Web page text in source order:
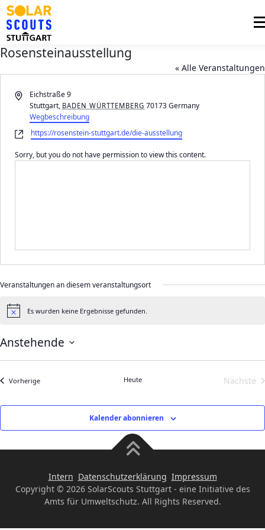
Zum
Inhalt
springen
UNTERSTÜTZUNG AKTUELLES
BEZIRKSGRUPPEN LOGIN
Rosensteinausstellung
« Alle Veranstaltungen
AdresseEichstraße 9
Stuttgart, BADEN WÜRTTEMBERG 70173Germany
Wegbeschreibung
Webseitehttps://rosenstein-stuttgart.de/die-ausstellung
Sorry, but you do not have permission to view this content.
Veranstaltungen an diesem veranstaltungsort
HinweisEs wurden keine Ergebnisse gefunden.
Anstehende
VorherigeVeranstaltungen Heute
Nächste
Kalender abonnieren
Intern Datenschutzerklärung Impressum
Copyright © 2026 SolarScouts Stuttgart - eine Initiative des
Amts für Umweltschutz. All Rights Reserved.